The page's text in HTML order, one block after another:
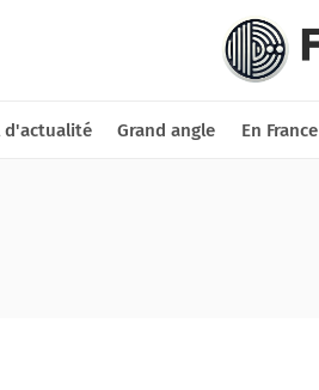
d'actualité Grand angle En France